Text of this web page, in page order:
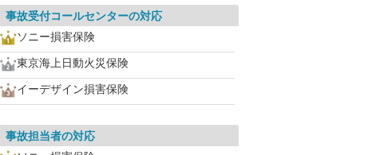
事故受付コールセンターの対応
ソニー損害保険
東京海上日動火災保険
イーデザイン損害保険
事故担当者の対応